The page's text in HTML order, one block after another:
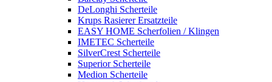
DeLonghi Scherteile
Krups Rasierer Ersatzteile
EASY HOME Scherfolien / Klingen
IMETEC Scherteile
SilverCrest Scherteile
Superior Scherteile
Medion Scherteile